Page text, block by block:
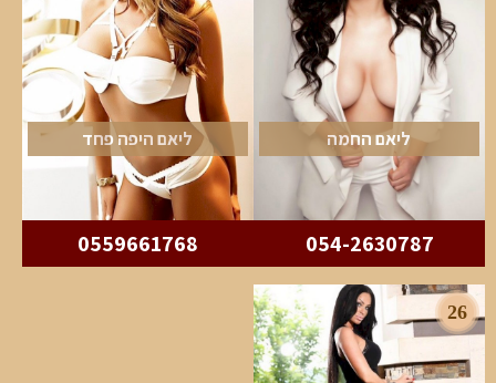
ליאם החמה
054-2630787
ליאם היפה פחד
0559661768
26